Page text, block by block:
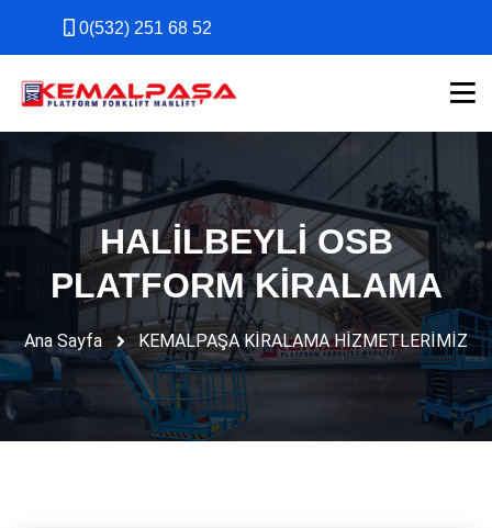
0(532) 251 68 52
0(532) 251 68 52
HALİLBEYLİ OSB
PLATFORM KİRALAMA
Ana Sayfa KEMALPAŞA KİRALAMA HİZMETLERİMİZ